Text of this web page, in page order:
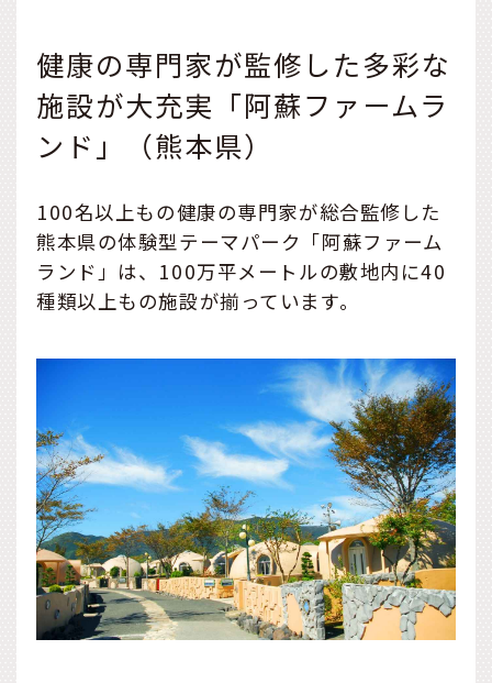
健康の専門家が監修した多彩な
施設が大充実「阿蘇ファームラ
ンド」（熊本県）
100名以上もの健康の専門家が総合監修した
熊本県の体験型テーマパーク「阿蘇ファーム
ランド」は、100万平メートルの敷地内に40
種類以上もの施設が揃っています。